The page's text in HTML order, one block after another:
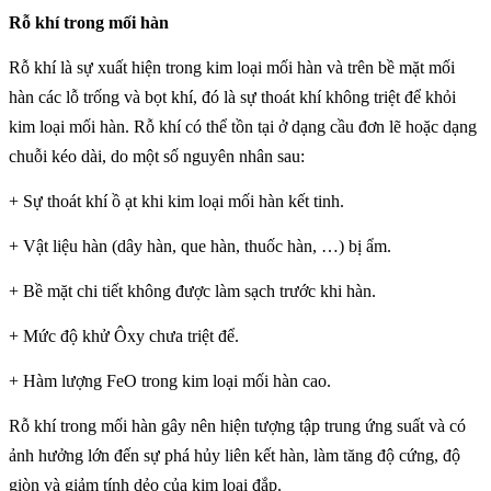
Rỗ khí trong mối hàn
Rỗ khí là sự xuất hiện trong kim loại mối hàn và trên bề mặt mối
hàn các lỗ trống và bọt khí, đó là sự thoát khí không triệt để khỏi
kim loại mối hàn. Rỗ khí có thể tồn tại ở dạng cầu đơn lẽ hoặc dạng
chuỗi kéo dài, do một số nguyên nhân sau:
+ Sự thoát khí ồ ạt khi kim loại mối hàn kết tinh.
+ Vật liệu hàn (dây hàn, que hàn, thuốc hàn, …) bị ẩm.
+ Bề mặt chi tiết không được làm sạch trước khi hàn.
+ Mức độ khử Ôxy chưa triệt để.
+ Hàm lượng FeO trong kim loại mối hàn cao.
Rỗ khí trong mối hàn gây nên hiện tượng tập trung ứng suất và có
ảnh hưởng lớn đến sự phá hủy liên kết hàn, làm tăng độ cứng, độ
giòn và giảm tính dẻo của kim loại đắp.